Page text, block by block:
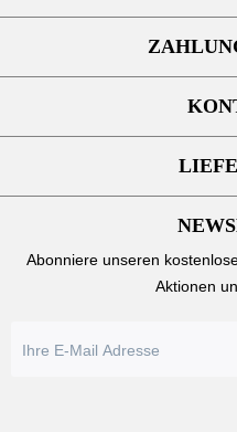
Abonniere unseren
Aktionen